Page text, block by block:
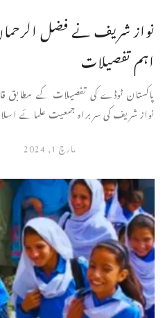
نواز شریف نے فضل
اہم تفصیلات
پاکستان ٹوڈے کی تفصیلات کے مطابق
نواز شریف کی سربراہ جمعیت علمائے
مارچ 1, 2024